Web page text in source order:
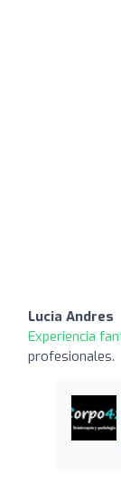
Lucia Andres
Experiencia
profesionales.